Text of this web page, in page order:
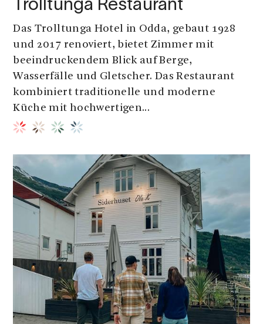
Trolltunga Restaurant
Das Trolltunga Hotel in Odda, gebaut 1928
und 2017 renoviert, bietet Zimmer mit
beeindruckendem Blick auf Berge,
Wasserfälle und Gletscher. Das Restaurant
kombiniert traditionelle und moderne
Küche mit hochwertigen...